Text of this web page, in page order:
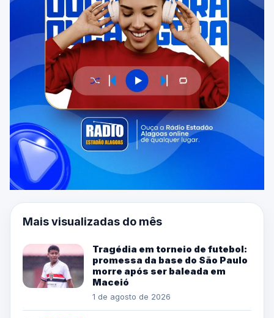
Mais visualizadas do mês
Tragédia em torneio de futebol:
promessa da base do São Paulo
morre após ser baleada em
Maceió
1 de agosto de 2026